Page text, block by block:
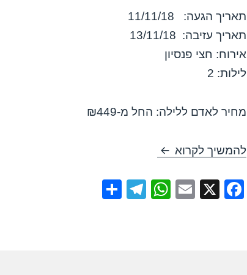
תאריך הגעה: 11/11/18
תאריך עזיבה: 13/11/18
אירוח: חצי פנסיון
לילות: 2
מחיר לאדם ללילה: החל מ-₪449
להמשיך לקרוא חופשה במלון יו מגיק פאלאס – אילת 11/11/2018
F
X
E
W
T